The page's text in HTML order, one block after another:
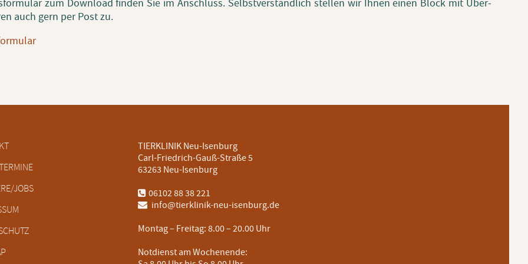
zum Down­load fin­den Sie im An­schluss. Selbst­ver­ständ­lich stel­len wir Ihnen einen Block mit Über­
auch gern per Post zu.
JOBS
TIERKLINIK Neu-Isenburg
Carl-Friedrich-Gauß-Straße 5
63263 Neu-Isenburg
06102 88 38 221
info@tierklinik-neu-isenburg.de
Montag – Freitag: 8.00 – 20.00 Uhr
Notdienst am Wochenende: